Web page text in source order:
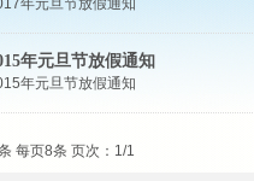
年元旦节放假通知
年元旦节放假通知
年元旦节放假通知
每页8条 页次：1/1